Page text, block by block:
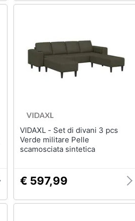
VIDAXL - Set di divani 3 pcs
Verde militare Pelle
scamosciata sintetica
€ 597,99